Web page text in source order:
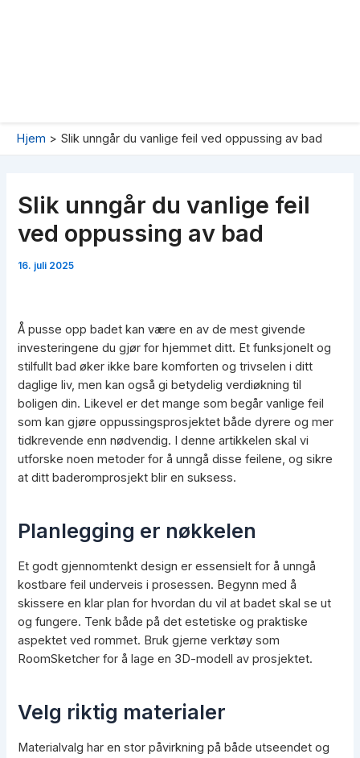
Hjem Slik unngår du vanlige feil ved oppussing av bad
Slik unngår du vanlige feil
ved oppussing av bad
16. juli 2025
Å pusse opp badet kan være en av de mest givende
investeringene du gjør for hjemmet ditt. Et funksjonelt og
stilfullt bad øker ikke bare komforten og trivselen i ditt
daglige liv, men kan også gi betydelig verdiøkning til
boligen din. Likevel er det mange som begår vanlige feil
som kan gjøre oppussingsprosjektet både dyrere og mer
tidkrevende enn nødvendig. I denne artikkelen skal vi
utforske noen metoder for å unngå disse feilene, og sikre
at ditt baderomprosjekt blir en suksess.
Planlegging er nøkkelen
Et godt gjennomtenkt design er essensielt for å unngå
kostbare feil underveis i prosessen. Begynn med å
skissere en klar plan for hvordan du vil at badet skal se ut
og fungere. Tenk både på det estetiske og praktiske
aspektet ved rommet. Bruk gjerne verktøy som
RoomSketcher for å lage en 3D-modell av prosjektet.
Velg riktig materialer
Materialvalg har en stor påvirkning på både utseendet og